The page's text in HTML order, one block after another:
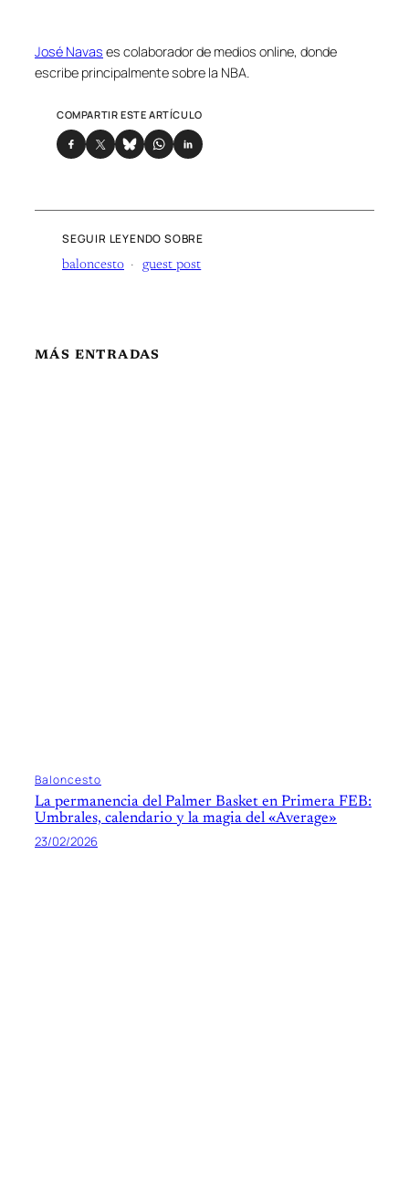
José Navas es colaborador de medios online, donde
escribe principalmente sobre la NBA.
COMPARTIR ESTE ARTÍCULO
SEGUIR LEYENDO SOBRE
baloncesto guest post
MÁS ENTRADAS
Baloncesto
La permanencia del Palmer Basket en Primera FEB:
Umbrales, calendario y la magia del «Average»
23/02/2026